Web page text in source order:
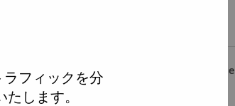
フィックを分
します。
Gerente de Marketing - Performance
SAO PAULO - SP, São Paulo, Brazil,